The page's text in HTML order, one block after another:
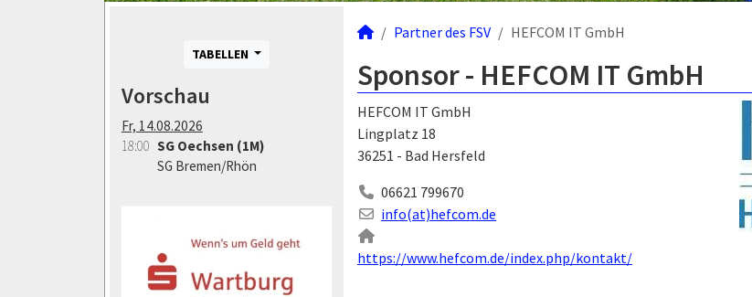
TABELLEN
Vorschau
Fr, 14.08.2026
18:00 SG Oechsen (1M)
SG Bremen/Rhön
Partner des FSV HEFCOM IT GmbH
Sponsor - HEFCOM IT GmbH
HEFCOM IT GmbH
Lingplatz 18
36251 - Bad Hersfeld
06621 799670
info(at)hefcom.de
https://www.hefcom.de/index.php/kontakt/